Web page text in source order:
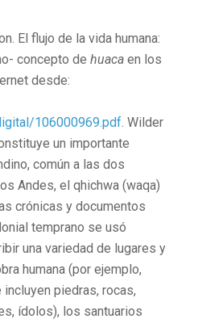
El flujo de la vida humana:
concepto de huaca en los
desde:
106000969.pdf . Wilder
un importante
común a las dos
Andes, el qhichwa (waqa)
crónicas y documentos
temprano se usó
una variedad de lugares y
humana (por ejemplo,
piedras, rocas,
ídolos), los santuarios